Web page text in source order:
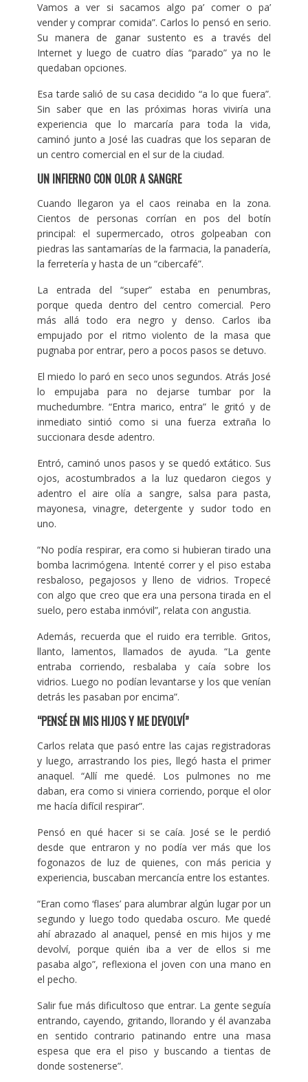
Vamos a ver si sacamos algo pa’ comer o pa’
vender y comprar comida”. Carlos lo pensó en serio.
Su manera de ganar sustento es a través del
Internet y luego de cuatro días “parado” ya no le
quedaban opciones.
Esa tarde salió de su casa decidido “a lo que fuera”.
Sin saber que en las próximas horas viviría una
experiencia que lo marcaría para toda la vida,
caminó junto a José las cuadras que los separan de
un centro comercial en el sur de la ciudad.
UN INFIERNO CON OLOR A SANGRE
Cuando llegaron ya el caos reinaba en la zona.
Cientos de personas corrían en pos del botín
principal: el supermercado, otros golpeaban con
piedras las santamarías de la farmacia, la panadería,
la ferretería y hasta de un “cibercafé”.
La entrada del “super” estaba en penumbras,
porque queda dentro del centro comercial. Pero
más allá todo era negro y denso. Carlos iba
empujado por el ritmo violento de la masa que
pugnaba por entrar, pero a pocos pasos se detuvo.
El miedo lo paró en seco unos segundos. Atrás José
lo empujaba para no dejarse tumbar por la
muchedumbre. “Entra marico, entra” le gritó y de
inmediato sintió como si una fuerza extraña lo
succionara desde adentro.
Entró, caminó unos pasos y se quedó extático. Sus
ojos, acostumbrados a la luz quedaron ciegos y
adentro el aire olía a sangre, salsa para pasta,
mayonesa, vinagre, detergente y sudor todo en
uno.
“No podía respirar, era como si hubieran tirado una
bomba lacrimógena. Intenté correr y el piso estaba
resbaloso, pegajosos y lleno de vidrios. Tropecé
con algo que creo que era una persona tirada en el
suelo, pero estaba inmóvil”, relata con angustia.
Además, recuerda que el ruido era terrible. Gritos,
llanto, lamentos, llamados de ayuda. “La gente
entraba corriendo, resbalaba y caía sobre los
vidrios. Luego no podían levantarse y los que venían
detrás les pasaban por encima”.
“PENSÉ EN MIS HIJOS Y ME DEVOLVÍ”
Carlos relata que pasó entre las cajas registradoras
y luego, arrastrando los pies, llegó hasta el primer
anaquel. “Allí me quedé. Los pulmones no me
daban, era como si viniera corriendo, porque el olor
me hacía difícil respirar”.
Pensó en qué hacer si se caía. José se le perdió
desde que entraron y no podía ver más que los
fogonazos de luz de quienes, con más pericia y
experiencia, buscaban mercancía entre los estantes.
“Eran como ‘flases’ para alumbrar algún lugar por un
segundo y luego todo quedaba oscuro. Me quedé
ahí abrazado al anaquel, pensé en mis hijos y me
devolví, porque quién iba a ver de ellos si me
pasaba algo”, reflexiona el joven con una mano en
el pecho.
Salir fue más dificultoso que entrar. La gente seguía
entrando, cayendo, gritando, llorando y él avanzaba
en sentido contrario patinando entre una masa
espesa que era el piso y buscando a tientas de
donde sostenerse”.